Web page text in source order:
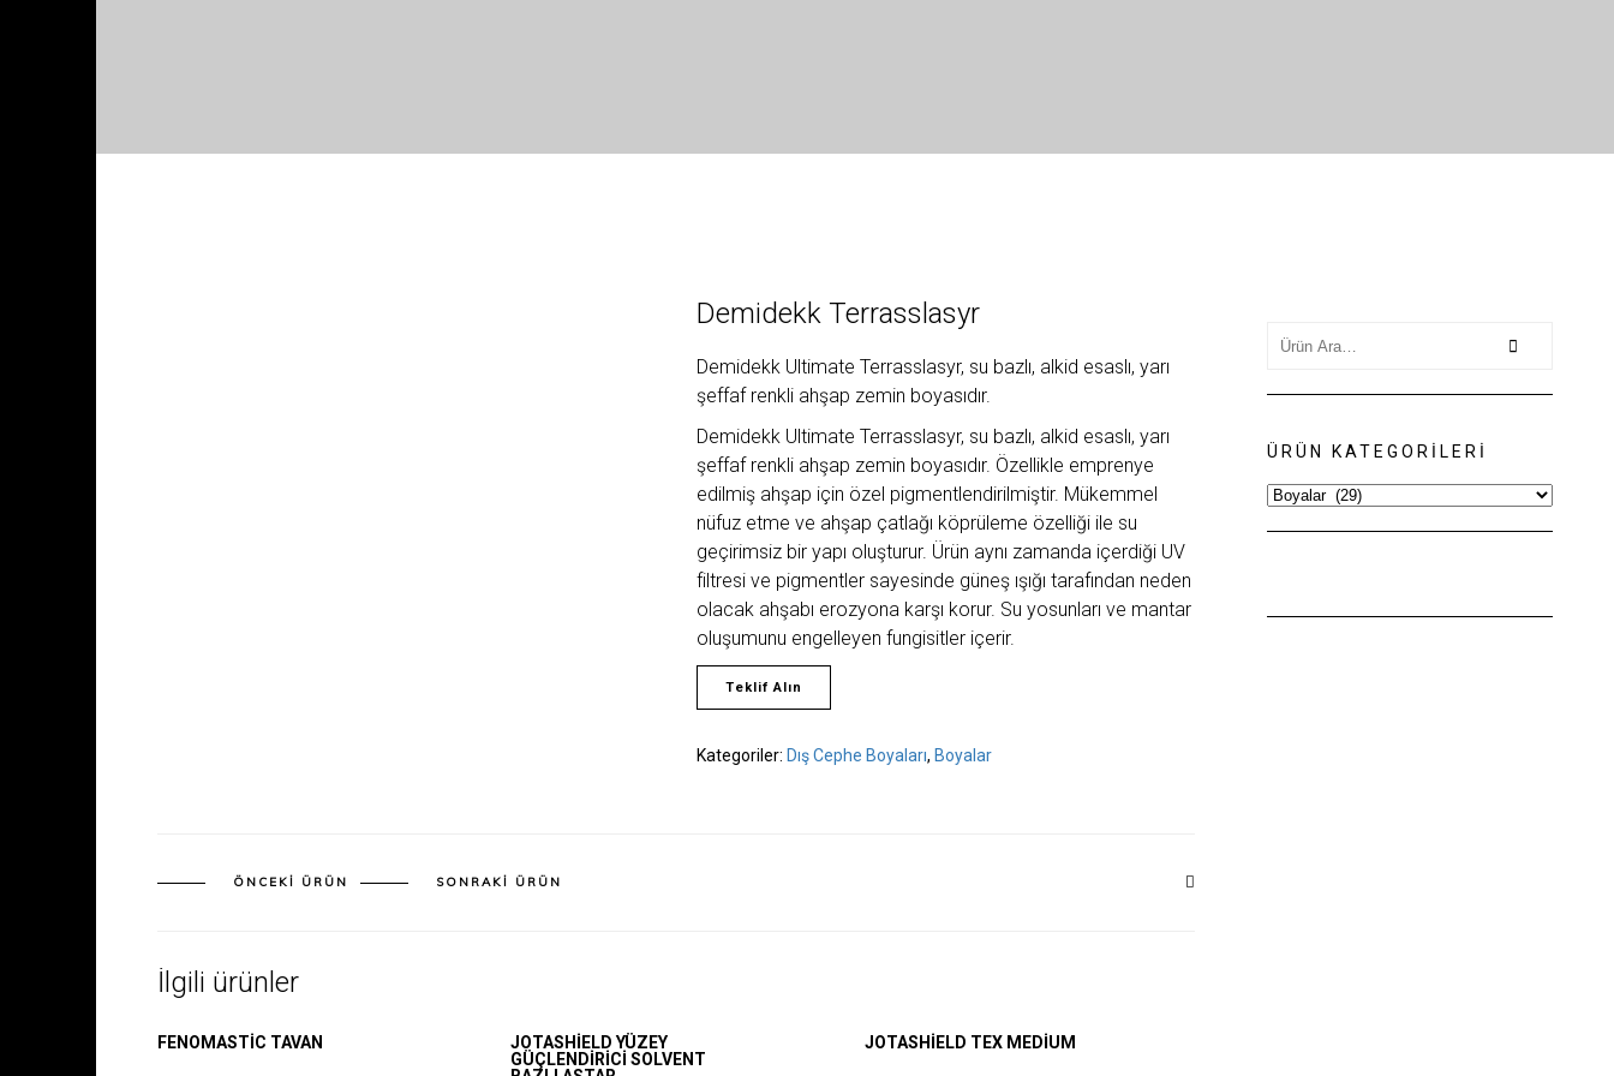
Demidekk Terrasslasyr
Demidekk Ultimate Terrasslasyr, su bazlı, alkid esaslı, yarı
şeffaf renkli ahşap zemin boyasıdır.
Demidekk Ultimate Terrasslasyr, su bazlı, alkid esaslı, yarı
şeffaf renkli ahşap zemin boyasıdır. Özellikle emprenye
edilmiş ahşap için özel pigmentlendirilmiştir. Mükemmel
nüfuz etme ve ahşap çatlağı köprüleme özelliği ile su
geçirimsiz bir yapı oluşturur. Ürün aynı zamanda içerdiği UV
filtresi ve pigmentler sayesinde güneş ışığı tarafından neden
olacak ahşabı erozyona karşı korur. Su yosunları ve mantar
oluşumunu engelleyen fungisitler içerir.
Teklif Alın
Kategoriler: Dış Cephe Boyaları, Boyalar
ÖNCEKI ÜRÜN SONRAKI ÜRÜN
İlgili ürünler
FENOMASTIC TAVAN
JOTASHIELD YÜZEY
GÜÇLENDIRICI SOLVENT
JOTASHIELD TEX MEDIUM
for:
ÜRÜN KATEGORILERI
Malzemeleri Toptan ve Perakende Satışında Öncü!